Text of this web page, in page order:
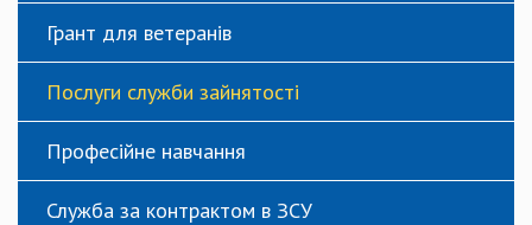
Грант для ветеранів
Послуги служби зайнятості
Професійне навчання
Служба за контрактом в ЗСУ